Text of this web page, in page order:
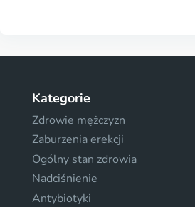
Kategorie
Zdrowie mężczyzn
Zaburzenia erekcji
Ogólny stan zdrowia
Nadciśnienie
Antybiotyki